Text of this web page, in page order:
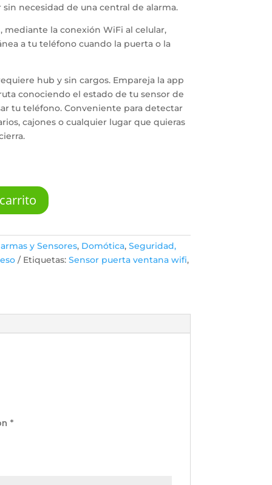
necesidad de una central de alarma.
mediante la conexión WiFi al celular,
a tu teléfono cuando la puerta o la
hub y sin cargos. Empareja la app
conociendo el estado de tu sensor de
tu teléfono. Conveniente para detectar
cajones o cualquier lugar que quieras
y Sensores, Domótica, Seguridad,
Etiquetas: Sensor puerta ventana wifi,
*